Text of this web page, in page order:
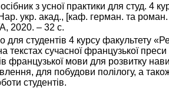
з усної практики для студ. 4
укр. акад., [каф. герман. та
2020. – 32 с.
для студентів 4 курсу факультету
сучасної французької преси
французької мови для розвитку
для побудови полілогу, а
студентів.